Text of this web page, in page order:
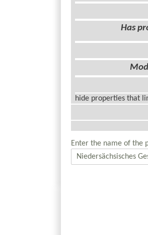
Has
hide properties that
Enter the name of the